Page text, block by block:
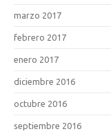
marzo 2017
febrero 2017
enero 2017
diciembre 2016
octubre 2016
septiembre 2016